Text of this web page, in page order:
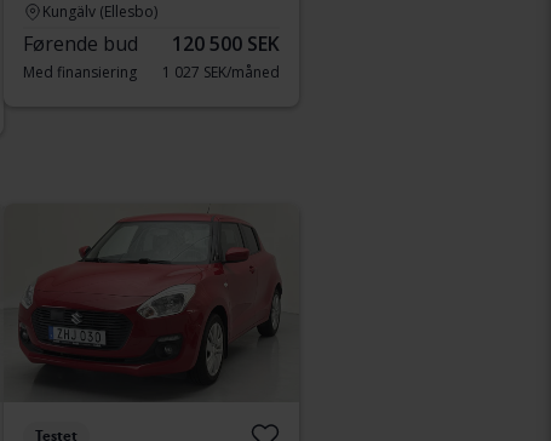
Kungälv (Ellesbo)
Førende bud 120 500 SEK
Med finansiering 1 027 SEK/måned
Testet